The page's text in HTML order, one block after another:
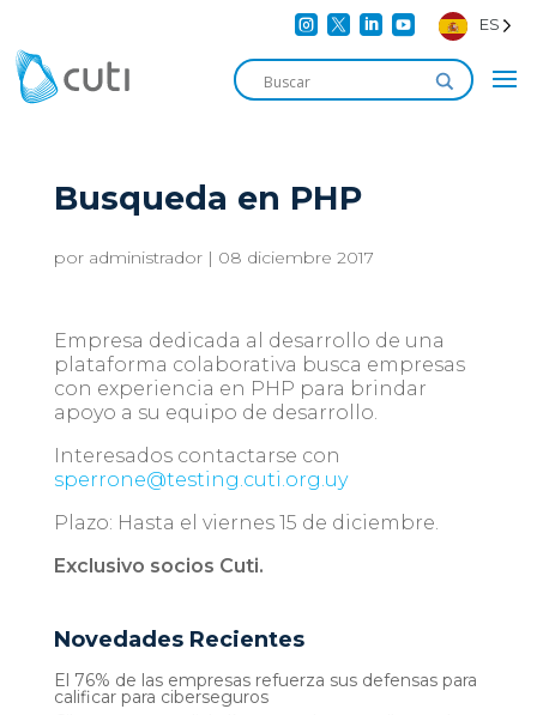
    ES
Busqueda en PHP
por administrador| 08 diciembre 2017
Empresa dedicada al desarrollo de una
plataforma colaborativa busca empresas
con experiencia en PHP para brindar
apoyo a su equipo de desarrollo.
Interesados contactarse con
sperrone@testing.cuti.org.uy
Plazo: Hasta el viernes 15 de diciembre.
Exclusivo socios Cuti.
Novedades Recientes
El 76% de las empresas refuerza sus defensas para
calificar para ciberseguros